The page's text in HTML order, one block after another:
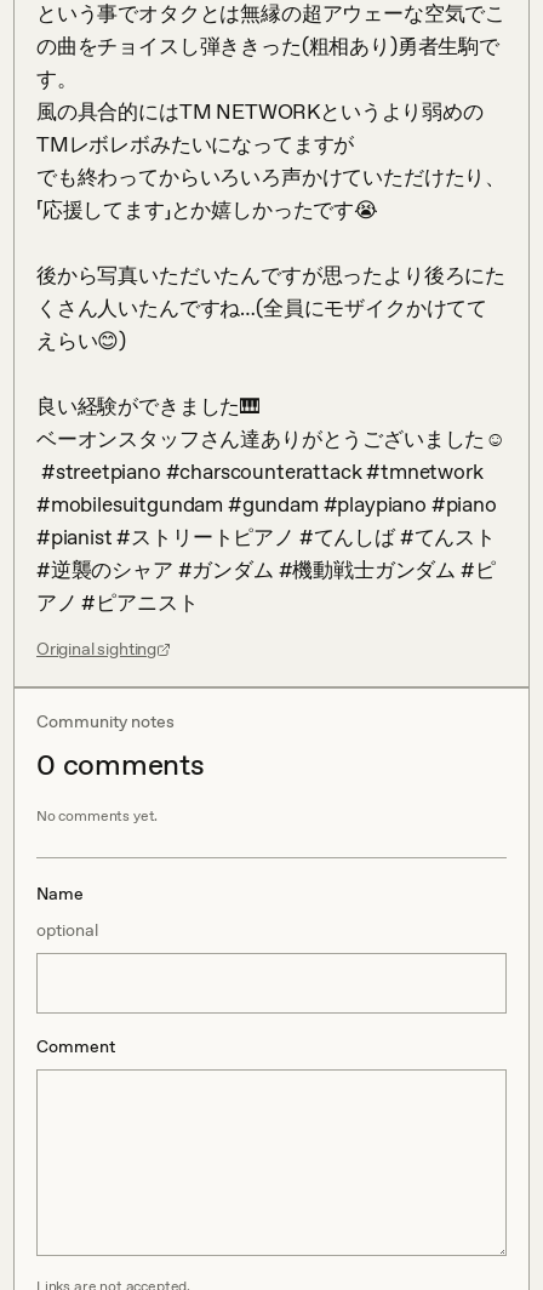
という事でオタクとは無縁の超アウェーな空気でこ
の曲をチョイスし弾ききった(粗相あり)勇者生駒で
す。
風の具合的にはTM NETWORKというより弱めの
TMレボレボみたいになってますが
でも終わってからいろいろ声かけていただけたり、
「応援してます」とか嬉しかったです😭
後から写真いただいたんですが思ったより後ろにた
くさん人いたんですね…(全員にモザイクかけてて
えらい😊)
良い経験ができました🎹
ベーオンスタッフさん達ありがとうございました☺️
#mobilesuitgundam #gundam #playpiano #piano
#pianist #ストリートピアノ #てんしば #てんスト
#逆襲のシャア #ガンダム #機動戦士ガンダム #ピ
アノ #ピアニスト
Original sighting
Community notes
0 comments
No comments yet.
Name
optional
Comment